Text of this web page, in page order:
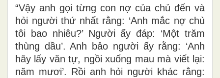
“Vậy anh gọi từng con nợ của chủ đến và
hỏi người thứ nhất rằng: ‘Anh mắc nợ chủ
tôi bao nhiêu?’ Người ấy đáp: ‘Một trăm
thùng dầu’. Anh bảo người ấy rằng: ‘Anh
hãy lấy văn tự, ngồi xuống mau mà viết lại:
năm mươi’. Rồi anh hỏi người khác rằng: